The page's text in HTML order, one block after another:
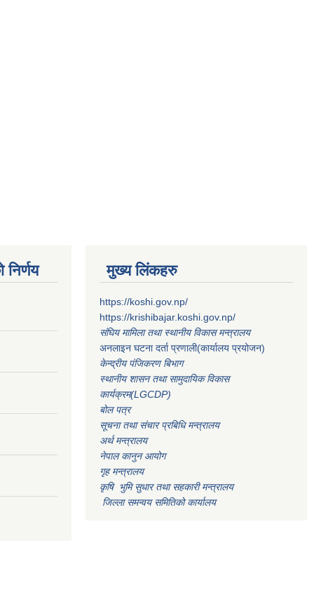
निर्णय मुख्य लिंकहरु
https://koshi.gov.np/
https://krishibajar.koshi.gov.np/
संघिय मामिला तथा स्थानीय विकास मन्त्रालय
अनलाइन घटना दर्ता प्रणाली(कार्यालय प्रयोजन)
केन्द्रीय पंजिकरण बिभाग
स्थानीय शासन तथा सामुदायिक विकास
कार्यक्रम(LGCDP)
बोल पत्र
सूचना तथा संचार प्रबिधि मन्त्रालय
अर्थ मन्त्रालय
नेपाल कानुन आयोग
गृह मन्त्रालय
कृषि भुमि सुधार तथा सहकारी मन्त्रालय
जिल्ला समन्वय समितिको कार्यालय